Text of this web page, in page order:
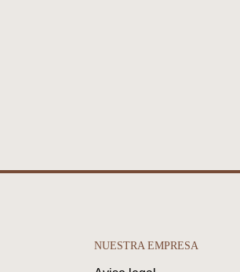
NUESTRA EMPRESA